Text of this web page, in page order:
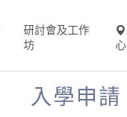
研討會及工作
坊
心
入學申請